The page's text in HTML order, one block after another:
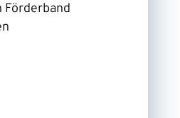
Förderband